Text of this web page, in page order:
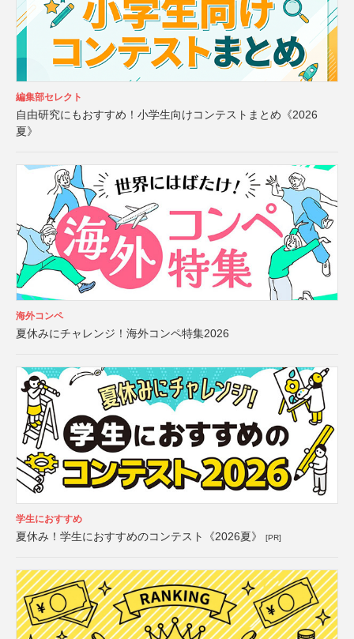
編集部セレクト
自由研究にもおすすめ！小学生向けコンテストまとめ《2026
夏》
海外コンペ
夏休みにチャレンジ！海外コンペ特集2026
学生におすすめ
夏休み！学生におすすめのコンテスト《2026夏》 [PR]